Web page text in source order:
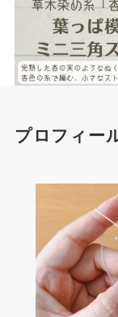
プロフィー